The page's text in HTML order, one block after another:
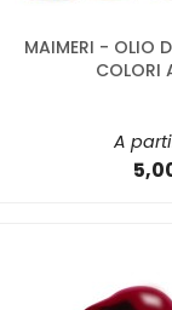
MAIMERI - OLIO
COLORI
A